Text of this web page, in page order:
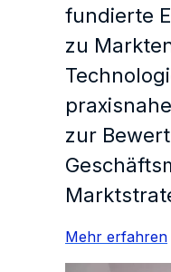
fundierte
zu
zur
Mehr erfahren